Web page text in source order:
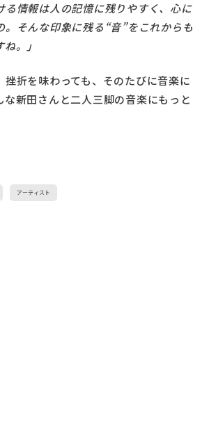
る情報は人の記憶に残りやすく、心に
。そんな印象に残る“音”をこれからも
。」
挫折を味わっても、そのたびに音楽に
新田さんと二人三脚の音楽にもっと
アーティスト